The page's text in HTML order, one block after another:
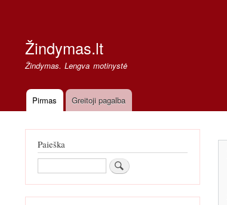
Žindymas.lt
Žindymas. Lengva motinystė
Pagrindinė
Pirmas Greitoji pagalba
Paieška
Paieška